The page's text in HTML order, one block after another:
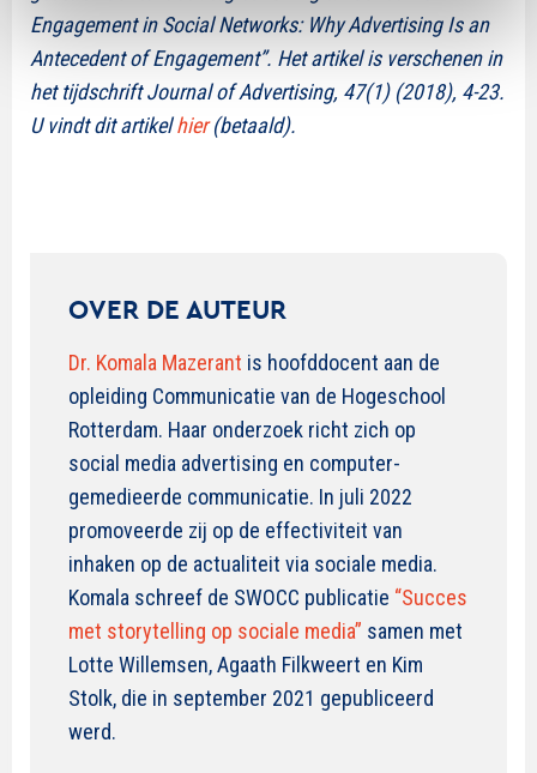
Engagement in Social Networks: Why Advertising Is an
Antecedent of Engagement”. Het artikel is verschenen in
het tijdschrift Journal of Advertising, 47(1) (2018), 4-23.
U vindt dit artikelhier(betaald).
OVER DE AUTEUR
Dr. Komala Mazerant is hoofddocent aan de
opleiding Communicatie van de Hogeschool
Rotterdam. Haar onderzoek richt zich op
social media advertising en computer-
gemedieerde communicatie. In juli 2022
promoveerde zij op de effectiviteit van
inhaken op de actualiteit via sociale media.
Komala schreef de SWOCC publicatie “Succes
met storytelling op sociale media” samen met
Lotte Willemsen, Agaath Filkweert en Kim
Stolk, die in september 2021 gepubliceerd
werd.